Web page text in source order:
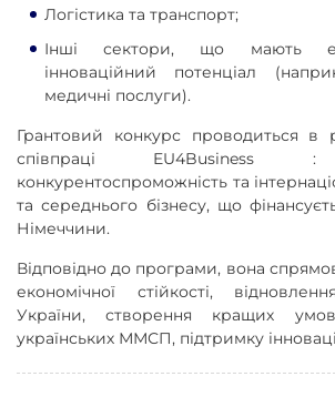
Логістика та транспорт;
Інші сектори, що мають
інноваційний потенціал
медичні послуги).
Грантовий конкурс проводиться в
співпраці EU4Business :
конкурентоспроможність та
та середнього бізнесу, що
Німеччини.
Відповідно до програми, вона
економічної стійкості,
України, створення кращих
українських ММСП, підтримку